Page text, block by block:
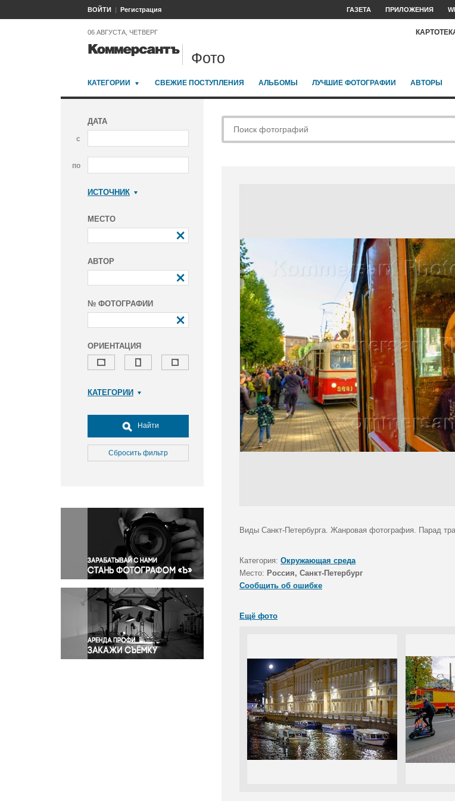
ВОЙТИ Регистрация ГАЗЕТА ПРИЛОЖЕНИЯ
06 АВГУСТА, ЧЕТВЕРГ
Фото
КАТЕГОРИИ СВЕЖИЕ ПОСТУПЛЕНИЯ АЛЬБОМЫ ЛУЧШИЕ ФОТОГРАФИИ АВТОРЫ
ДАТА
с
по
ИСТОЧНИК
МЕСТО
АВТОР
№ ФОТОГРАФИИ
ОРИЕНТАЦИЯ
КАТЕГОРИИ
Досуг, туризм и отдых
Культура
Медицина
Окружающая среда
Политика
Правосудие
Происшествия и конфликты
Религия
Светская жизнь
Спорт
Экология
Экономика и бизнес
Найти
Сбросить фильтр
Виды Санкт-Петербурга. Жанровая фотография. Парад
Категория: Окружающая среда
Место: Россия, Санкт-Петербург
Сообщить об ошибке
Ещё фото